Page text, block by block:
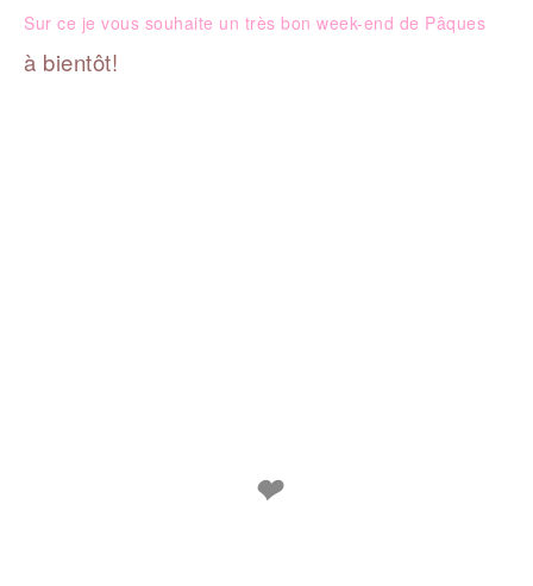
Sur ce je vous souhaite un très bon week-end de Pâques
à bientôt!
❤